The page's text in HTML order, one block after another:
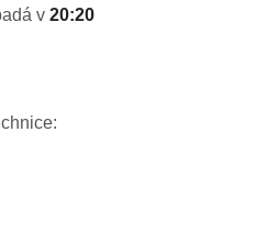
v 20:20